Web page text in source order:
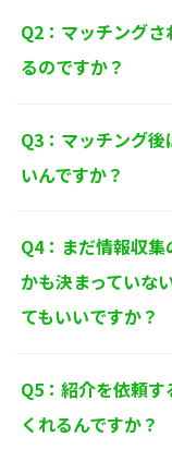
正、削除、ま
れたときは、適
に関する法令
TEL：0120-
株式会社 アル
Q2：マッチング
るのですか？
Q3：マッチング
いんですか？
Q4：まだ情報収
かも決まっていな
てもいいですか？
Q5：紹介を依頼
くれるんですか？